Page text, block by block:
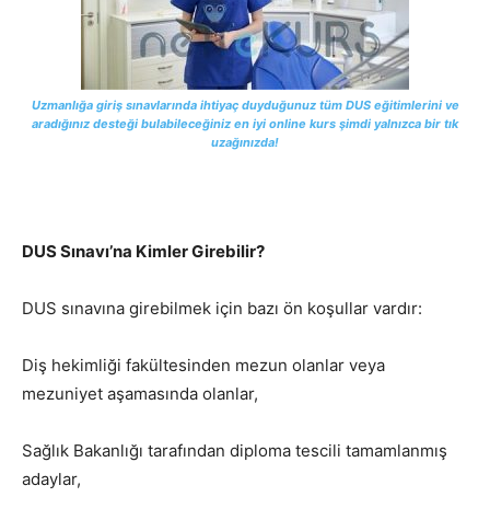
Uzmanlığa giriş sınavlarında ihtiyaç duyduğunuz tüm DUS eğitimlerini ve
aradığınız desteği bulabileceğiniz en iyi online kurs şimdi yalnızca bir tık
uzağınızda!
DUS Sınavı’na Kimler Girebilir?
DUS sınavına girebilmek için bazı ön koşullar vardır:
Diş hekimliği fakültesinden mezun olanlar veya
mezuniyet aşamasında olanlar,
Sağlık Bakanlığı tarafından diploma tescili tamamlanmış
adaylar,